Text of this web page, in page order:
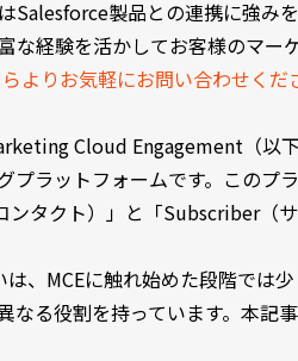
Salesforce製品との連携に強み
な経験を活かしてお客様のマー
よりお気軽にお問い合わせくだ
Cloud Engagement（以
プラットフォームです。このプ
ンタクト）」と「Subscriber（
は、MCEに触れ始めた段階では
なる役割を持っています。本記